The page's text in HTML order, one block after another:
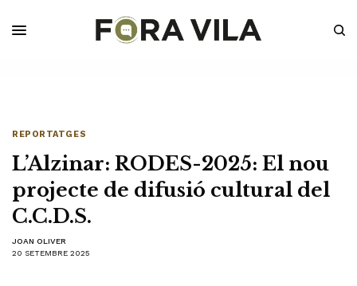
REPORTATGES
L’Alzinar: RODES-2025: El nou
projecte de difusió cultural del
C.C.D.S.
JOAN OLIVER
20 SETEMBRE 2025